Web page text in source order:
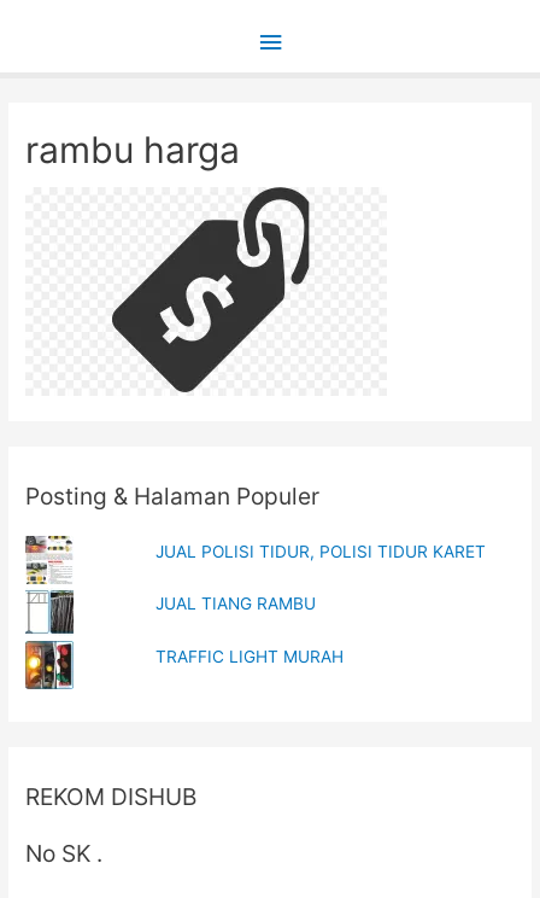
Main
rambu harga
Posting & Halaman Populer
JUAL POLISI TIDUR, POLISI TIDUR KARET
JUAL TIANG RAMBU
TRAFFIC LIGHT MURAH
REKOM DISHUB
No SK .